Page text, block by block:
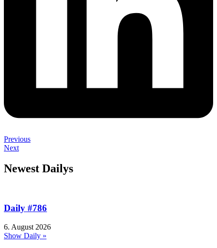
Previous
Next
Newest Dailys
Daily #786
6. August 2026
Show Daily »